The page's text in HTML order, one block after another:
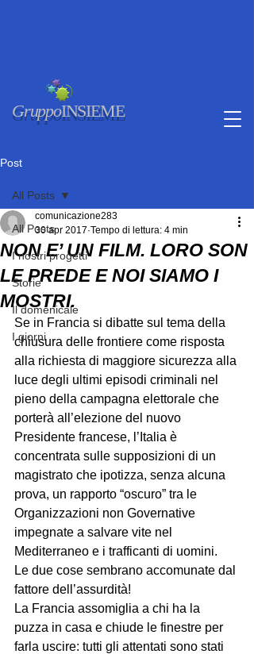
GruppoINSIEME
Post
All Posts
I nostri progetti
Storie
Il domenicale
I giorni
All Posts
NON E’ UN FILM. LORO SON
LE PREDE E NOI SIAMO I
MOSTRI.
comunicazione283
30 apr 2017 Tempo di lettura: 4 min
Se in Francia si dibatte sul tema della
chiusura delle frontiere come risposta
alla richiesta di maggiore sicurezza alla
luce degli ultimi episodi criminali nel
pieno della campagna elettorale che
porterà all’elezione del nuovo
Presidente francese, l’Italia è
concentrata sulle supposizioni di un
magistrato che ipotizza, senza alcuna
prova, un rapporto “oscuro” tra le
Organizzazioni non Governative
impegnate a salvare vite nel
Mediterraneo e i trafficanti di uomini.
Le due cose sembrano accomunate dal
fattore dell’assurdità!
La Francia assomiglia a chi ha la
puzza in casa e chiude le finestre per
farla uscire: tutti gli attentati sono stati